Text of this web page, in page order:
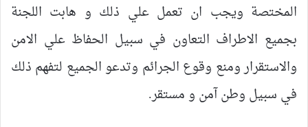
المختصة ويجب ان تعمل علي ذلك و هابت اللجنة
بجميع الاطراف التعاون في سبيل الحفاظ علي الامن
والاستقرار ومنع وقوع الجرائم وتدعو الجميع لتفهم ذلك
في سبيل وطن آمن و مستقر.